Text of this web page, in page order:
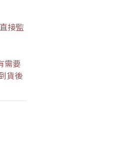
接監
需要
貨後